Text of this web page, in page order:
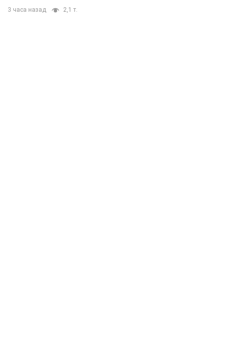
3 часа назад 2,1 т.